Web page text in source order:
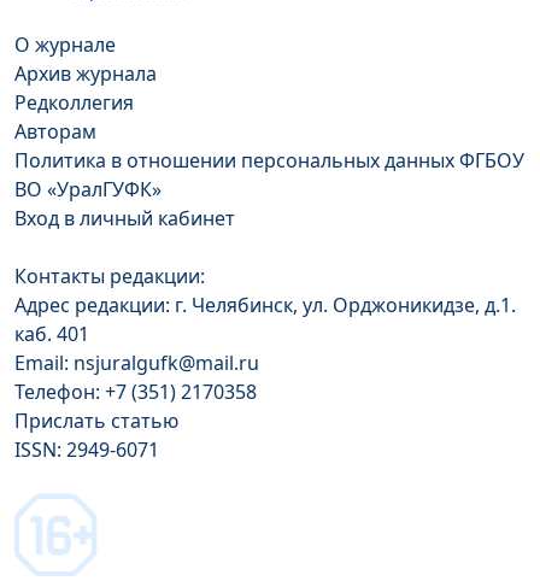
О журнале
Архив журнала
Редколлегия
Авторам
Политика в отношении персональных данных ФГБОУ
ВО «УралГУФК»
Вход в личный кабинет
Контакты редакции:
Адрес редакции: г. Челябинск, ул. Орджоникидзе, д.1.
каб. 401
Email: nsjuralgufk@mail.ru
Телефон: +7 (351) 2170358
Прислать статью
ISSN: 2949-6071